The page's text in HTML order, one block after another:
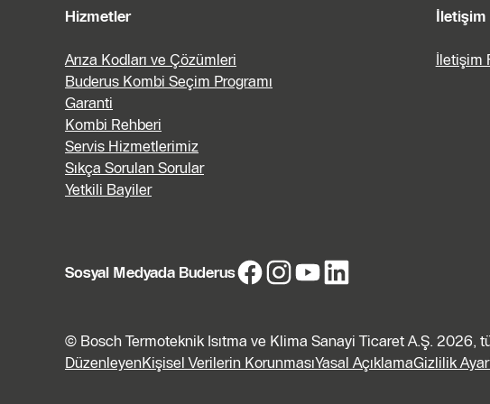
Hizmetler
Arıza Kodları ve Çözümleri
Buderus Kombi Seçim Programı
Garanti
Kombi Rehberi
Servis Hizmetlerimiz
Sıkça Sorulan Sorular
Yetkili Bayiler
İletişim
İletişim
Sosyal Medyada Buderus
© Bosch Termoteknik Isıtma ve Klima Sanayi Ticaret A.Ş. 2026,
DüzenleyenKişisel Verilerin KorunmasıYasal AçıklamaGizlilik